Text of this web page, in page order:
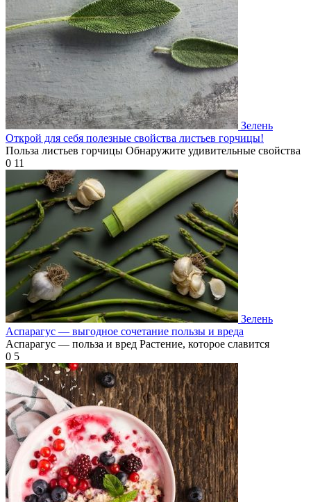
Зелень
Открой для себя полезные свойства листьев горчицы!
Польза листьев горчицы Обнаружите удивительные свойства
0 11
Зелень
Аспарагус — выгодное сочетание пользы и вреда
Аспарагус — польза и вред Растение, которое славится
0 5